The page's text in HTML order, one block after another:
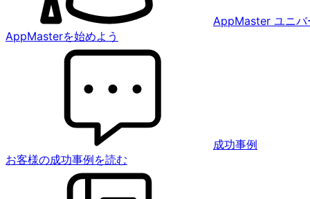
AppMaster ユニバ
AppMasterを始めよう
成功事例
お客様の成功事例を読む